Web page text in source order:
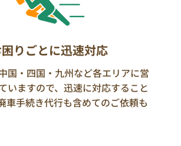
りごとに迅速対応
国・四国・九州など各エリアに営
いますので、迅速に対応すること
車手続き代行も含めてのご依頼も